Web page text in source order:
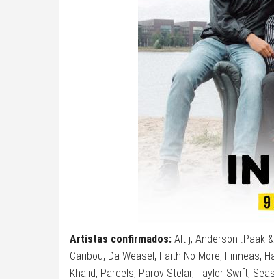
Artistas confirmados: Alt-j, Anderson .Paak
Caribou, Da Weasel, Faith No More, Finneas,
Khalid, Parcels, Parov Stelar, Taylor Swift,